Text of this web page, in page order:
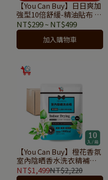
【You Can Buy】日日爽加
強型10倍舒緩-精油貼布 (7
片裝)
NT$299~NT$499
加入購物車
【You Can Buy】橙花香氛
室內陰晒香水洗衣精補充
包 1800ml(10入箱購)
NT$1,499NT$2,220